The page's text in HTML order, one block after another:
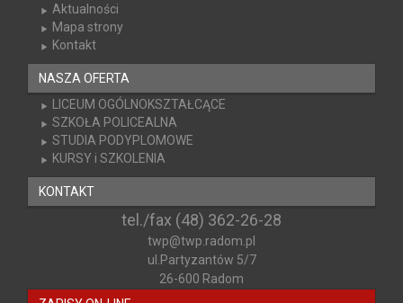
Aktualności
Mapa strony
Kontakt
NASZA OFERTA
LICEUM OGÓLNOKSZTAŁCĄCE
SZKOŁA POLICEALNA
STUDIA PODYPLOMOWE
KURSY i SZKOLENIA
KONTAKT
tel./fax (48) 362-26-28
twp@twp.radom.pl
ul.Partyzantów 5/7
26-600 Radom